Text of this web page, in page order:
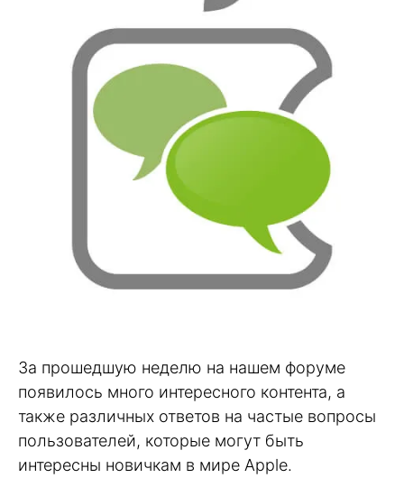
За прошедшую неделю на нашем форуме
появилось много интересного контента, а
также различных ответов на частые вопросы
пользователей, которые могут быть
интересны новичкам в мире Apple.